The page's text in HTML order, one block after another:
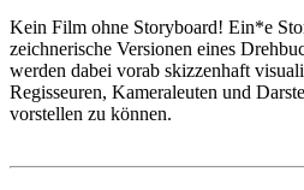
Kein Film ohne Storyboard! Ein*e
zeichnerische Versionen eines
werden dabei vorab skizzenhaft
Regisseuren, Kameraleuten und
vorstellen zu können.